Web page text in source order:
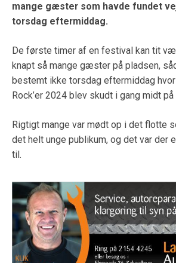
mange gæster som havde fundet
torsdag eftermiddag.
De første timer af en festival kan tit
knapt så mange gæster på pladsen,
bestemt ikke torsdag eftermiddag
Rock’er 2024 blev skudt i gang midt
Rigtigt mange var mødt op i det flotte
det helt unge publikum, og det var der
til.